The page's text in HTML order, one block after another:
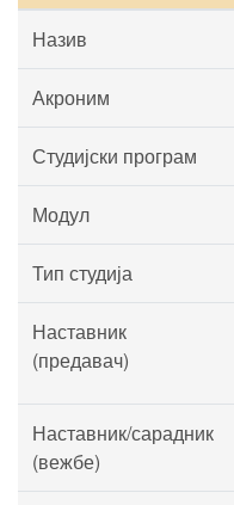
Назив
Акроним
Студијски програм
Модул
Тип студија
Наставник
(предавач)
Наставник/сарадник
(вежбе)